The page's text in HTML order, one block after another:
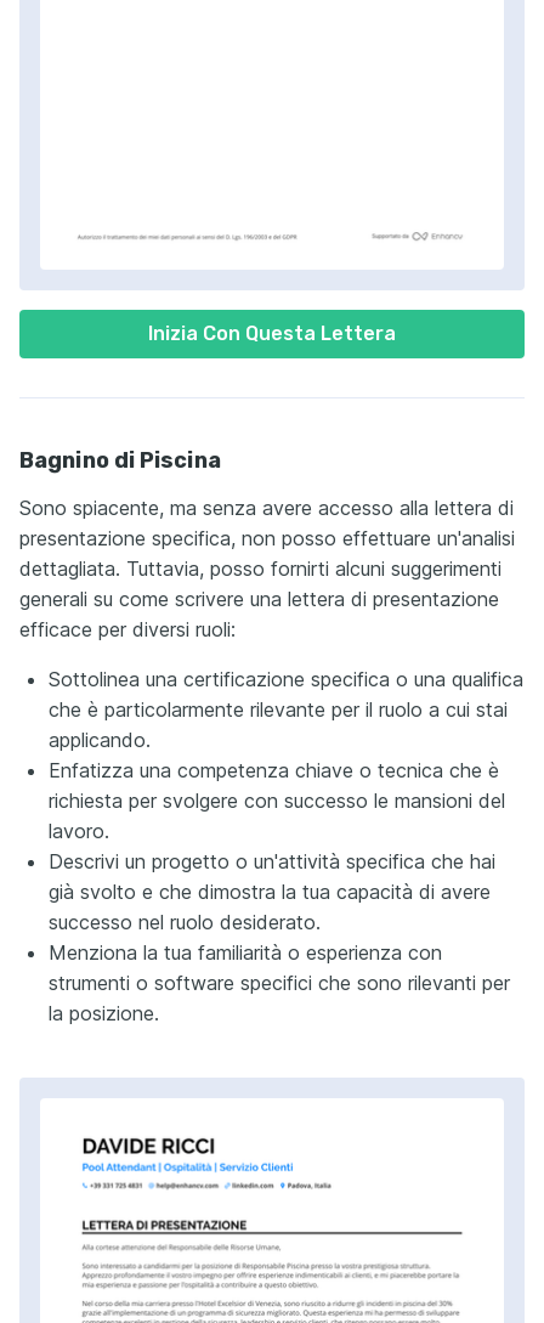
Inizia Con Questa Lettera
Bagnino di Piscina
Sono spiacente, ma senza avere accesso alla lettera di
presentazione specifica, non posso effettuare un'analisi
dettagliata. Tuttavia, posso fornirti alcuni suggerimenti
generali su come scrivere una lettera di presentazione
efficace per diversi ruoli:
Sottolinea una certificazione specifica o una qualifica
che è particolarmente rilevante per il ruolo a cui stai
applicando.
Enfatizza una competenza chiave o tecnica che è
richiesta per svolgere con successo le mansioni del
lavoro.
Descrivi un progetto o un'attività specifica che hai
già svolto e che dimostra la tua capacità di avere
successo nel ruolo desiderato.
Menziona la tua familiarità o esperienza con
strumenti o software specifici che sono rilevanti per
la posizione.